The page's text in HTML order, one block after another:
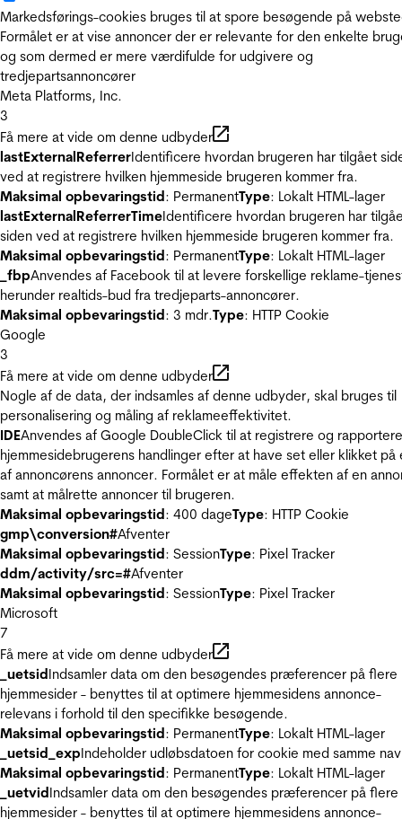
Markedsførings-cookies bruges til at spore besøgende på
Formålet er at vise annoncer der er relevante for den enkelte
og som dermed er mere værdifulde for udgivere og
tredjepartsannoncører
Meta Platforms, Inc.
3
Få mere at vide om denne udbyder
lastExternalReferrerIdentificere hvordan brugeren har tilgået
ved at registrere hvilken hjemmeside brugeren kommer fra.
Maksimal opbevaringstid: PermanentType: Lokalt HTML-lager
lastExternalReferrerTimeIdentificere hvordan brugeren har
siden ved at registrere hvilken hjemmeside brugeren kommer fra.
Maksimal opbevaringstid: PermanentType: Lokalt HTML-lager
_fbpAnvendes af Facebook til at levere forskellige reklame-
herunder realtids-bud fra tredjeparts-annoncører.
Maksimal opbevaringstid: 3 mdr.Type: HTTP Cookie
Google
3
Få mere at vide om denne udbyder
Nogle af de data, der indsamles af denne udbyder, skal bruges til
personalisering og måling af reklameeffektivitet.
IDEAnvendes af Google DoubleClick til at registrere og
hjemmesidebrugerens handlinger efter at have set eller klikket på
af annoncørens annoncer. Formålet er at måle effekten af en
samt at målrette annoncer til brugeren.
Maksimal opbevaringstid: 400 dageType: HTTP Cookie
gmp\conversion#Afventer
Maksimal opbevaringstid: SessionType: Pixel Tracker
ddm/activity/src=#Afventer
Maksimal opbevaringstid: SessionType: Pixel Tracker
Microsoft
7
Få mere at vide om denne udbyder
_uetsidIndsamler data om den besøgendes præferencer på flere
hjemmesider - benyttes til at optimere hjemmesidens annonce-
relevans i forhold til den specifikke besøgende.
Maksimal opbevaringstid: PermanentType: Lokalt HTML-lager
_uetsid_expIndeholder udløbsdatoen for cookie med samme
Maksimal opbevaringstid: PermanentType: Lokalt HTML-lager
_uetvidIndsamler data om den besøgendes præferencer på flere
hjemmesider - benyttes til at optimere hjemmesidens annonce-